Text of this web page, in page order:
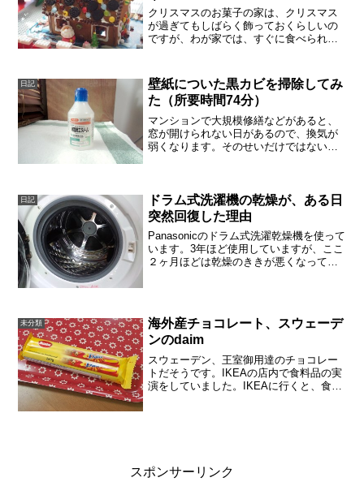
クリスマスのお菓子の家は、クリスマス
が過ぎてもしばらく飾っておくらしいの
ですが、わが家では、すぐに食べられて
が「好きに作らせてくれ」と主張すると
思うので、私の自由がきい...
日記
壁紙についた黒カビを掃除してみ
た（所要時間74分）
マンションで大規模修繕などがあると、
窓が開けられない日があるので、換気が
弱くなります。そのせいだけではないで
い、と。あわててドラッグ...
日記
ドラム式洗濯機の乾燥が、ある日
突然回復した理由
Panasonicのドラム式洗濯乾燥機を使って
います。3年ほど使用していますが、ここ
２ヶ月ほどは乾燥のききが悪くなってき
ビス呼んでもダ...
未分類
海外産チョコレート、スウェーデ
ンのdaim
スウェーデン、王室御用達のチョコレー
トだそうです。IKEAの店内で食料品の実
演をしていました。IKEAに行くと、食料
スポンサーリンク